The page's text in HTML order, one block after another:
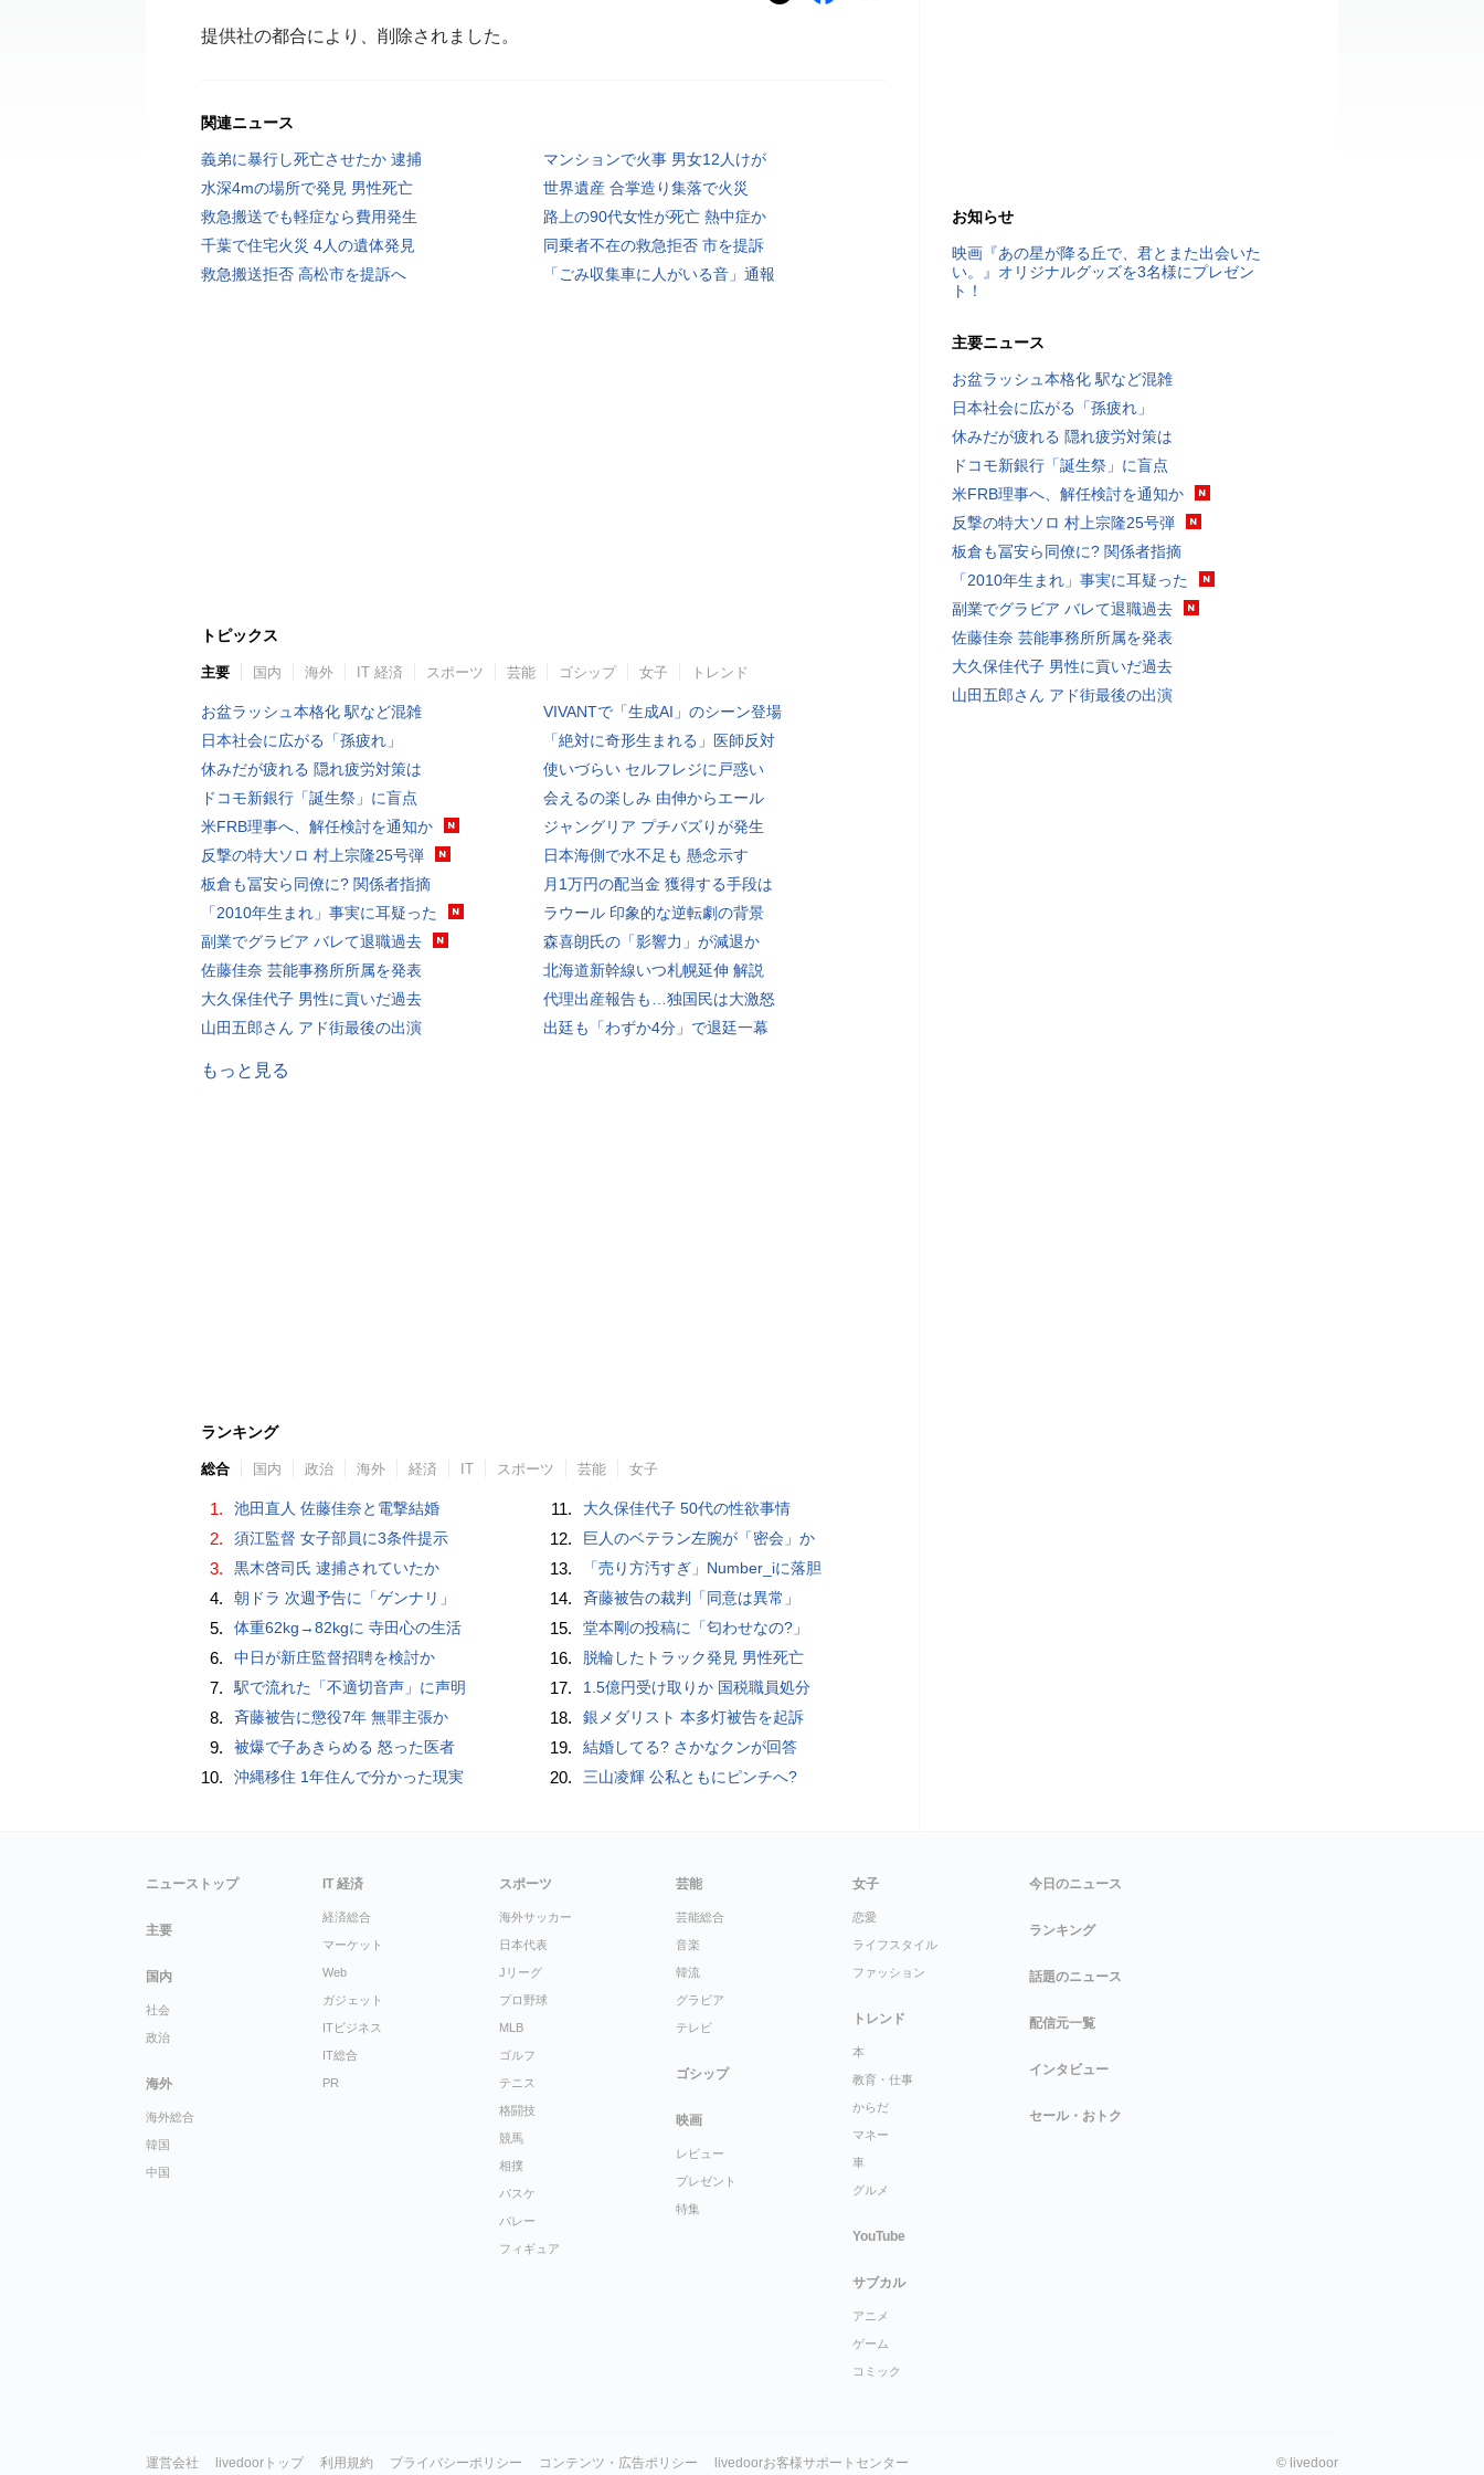
提供社の都合により、削除されました。
関連ニュース
義弟に暴行し死亡させたか 逮捕
マンションで火事 男女12人けが
水深4mの場所で発見 男性死亡
世界遺産 合掌造り集落で火災
救急搬送でも軽症なら費用発生
路上の90代女性が死亡 熱中症か
千葉で住宅火災 4人の遺体発見
同乗者不在の救急拒否 市を提訴
救急搬送拒否 高松市を提訴へ
「ごみ収集車に人がいる音」通報
トピックス
主要 国内 海外 IT 経済 スポーツ 芸能 ゴシップ 女子 トレンド
お盆ラッシュ本格化 駅など混雑
日本社会に広がる「孫疲れ」
休みだが疲れる 隠れ疲労対策は
ドコモ新銀行「誕生祭」に盲点
米FRB理事へ、解任検討を通知か
反撃の特大ソロ 村上宗隆25号弾
板倉も冨安ら同僚に? 関係者指摘
「2010年生まれ」事実に耳疑った
副業でグラビア バレて退職過去
佐藤佳奈 芸能事務所所属を発表
大久保佳代子 男性に貢いだ過去
山田五郎さん アド街最後の出演
VIVANTで「生成AI」のシーン登場
「絶対に奇形生まれる」医師反対
使いづらい セルフレジに戸惑い
会えるの楽しみ 由伸からエール
ジャングリア プチバズりが発生
日本海側で水不足も 懸念示す
月1万円の配当金 獲得する手段は
ラウール 印象的な逆転劇の背景
森喜朗氏の「影響力」が減退か
北海道新幹線いつ札幌延伸 解説
代理出産報告も…独国民は大激怒
出廷も「わずか4分」で退廷一幕
もっと見る
ランキング
総合 国内 政治 海外 経済 IT スポーツ 芸能 女子
1. 池田直人 佐藤佳奈と電撃結婚
2. 須江監督 女子部員に3条件提示
3. 黒木啓司氏 逮捕されていたか
4. 朝ドラ 次週予告に「ゲンナリ」
5. 体重62kg→82kgに 寺田心の生活
6. 中日が新庄監督招聘を検討か
7. 駅で流れた「不適切音声」に声明
8. 斉藤被告に懲役7年 無罪主張か
9. 被爆で子あきらめる 怒った医者
10. 沖縄移住 1年住んで分かった現実
11. 大久保佳代子 50代の性欲事情
12. 巨人のベテラン左腕が「密会」か
13. 「売り方汚すぎ」Number_iに落胆
14. 斉藤被告の裁判「同意は異常」
15. 堂本剛の投稿に「匂わせなの?」
16. 脱輪したトラック発見 男性死亡
17. 1.5億円受け取りか 国税職員処分
18. 銀メダリスト 本多灯被告を起訴
19. 結婚してる? さかなクンが回答
20. 三山凌輝 公私ともにピンチへ?
お知らせ
映画『あの星が降る丘で、君とまた出会いた
い。』オリジナルグッズを3名様にプレゼン
ト！
主要ニュース
お盆ラッシュ本格化 駅など混雑
日本社会に広がる「孫疲れ」
休みだが疲れる 隠れ疲労対策は
ドコモ新銀行「誕生祭」に盲点
米FRB理事へ、解任検討を通知か
反撃の特大ソロ 村上宗隆25号弾
板倉も冨安ら同僚に? 関係者指摘
「2010年生まれ」事実に耳疑った
副業でグラビア バレて退職過去
佐藤佳奈 芸能事務所所属を発表
大久保佳代子 男性に貢いだ過去
山田五郎さん アド街最後の出演
ニューストップ
主要
国内
社会
政治
海外
海外総合
韓国
中国
IT 経済
経済総合
マーケット
Web
ガジェット
ITビジネス
IT総合
PR
スポーツ
海外サッカー
日本代表
Jリーグ
プロ野球
MLB
ゴルフ
テニス
格闘技
競馬
相撲
バスケ
バレー
フィギュア
芸能
芸能総合
音楽
韓流
グラビア
テレビ
ゴシップ
映画
レビュー
プレゼント
特集
女子
恋愛
ライフスタイル
ファッション
トレンド
本
教育・仕事
からだ
マネー
車
グルメ
YouTube
サブカル
アニメ
ゲーム
コミック
今日のニュース
ランキング
話題のニュース
配信元一覧
インタビュー
セール・おトク
運営会社 livedoorトップ 利用規約 プライバシーポリシー コンテンツ・広告ポリシー livedoorお客様サポートセンター © livedoor